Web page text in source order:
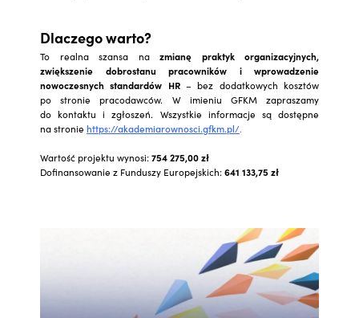
Dlaczego warto?
To realna szansa na zmianę praktyk organizacyjnych,
zwiększenie dobrostanu pracowników i wprowadzenie
nowoczesnych standardów HR– bez dodatkowych kosztów
po stronie pracodawców. W imieniu GFKM zapraszamy
do kontaktu i zgłoszeń. Wszystkie informacje są dostępne
na stronie https://akademiarownosci.gfkm.pl/.
Wartość projektu wynosi:754 275,00 zł
Dofinansowanie z Funduszy Europejskich:641 133,75 zł